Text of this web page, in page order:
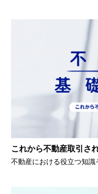
これから不動産取引さ
不動産における役立つ知識